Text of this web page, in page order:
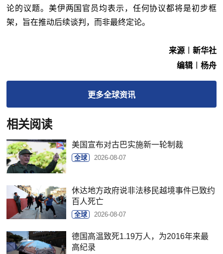
论的议题。美伊两国官员均表示，任何协议都将是初步框
架，旨在推动后续谈判，而非最终定论。
来源︱新华社
编辑︱杨舟
更多全球资讯
相关阅读
美国宣布对古巴实施新一轮制裁
全球 2026-08-07
休达地方政府说非法移民越境事件已致约
百人死亡
全球 2026-08-07
德国高温致死1.19万人，为2016年来最
高纪录